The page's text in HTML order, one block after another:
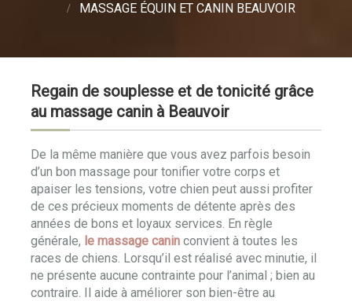
MASSAGE ÉQUIN ET CANIN BEAUVOIR
Regain de souplesse et de tonicité grâce
au massage canin à Beauvoir
De la même manière que vous avez parfois besoin
d’un bon massage pour tonifier votre corps et
apaiser les tensions, votre chien peut aussi profiter
de ces précieux moments de détente après des
années de bons et loyaux services. En règle
générale, le massage canin convient à toutes les
races de chiens. Lorsqu’il est réalisé avec minutie, il
ne présente aucune contrainte pour l’animal ; bien au
contraire. Il aide à améliorer son bien-être au